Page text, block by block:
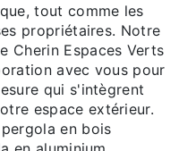
tout comme les
propriétaires. Notre
Cherin Espaces Verts
avec vous pour
qui s'intègrent
espace extérieur.
en bois